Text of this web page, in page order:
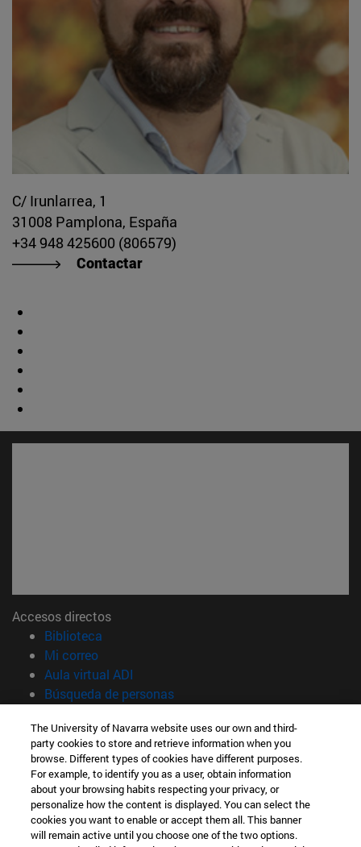
C/ Irunlarrea, 1
31008 Pamplona, España
+34 948 425600 (806579)
Contactar
Accesos directos
Biblioteca
Mi correo(abre en nueva ventana)
Aula virtual ADI
Búsqueda de personas(abre en nueva ventana)
Información
TFNO +34 948 42 56 00
¿QUÉ GRADO TE INTERESA?
¿QUÉ MÁSTER TE INTERESA?
© Universidad de Navarra
The University of Navarra website uses our own and third-
party cookies to store and retrieve information when you
browse. Different types of cookies have different purposes.
For example, to identify you as a user, obtain information
about your browsing habits respecting your privacy, or
personalize how the content is displayed. You can select the
cookies you want to enable or accept them all. This banner
will remain active until you choose one of the two options.